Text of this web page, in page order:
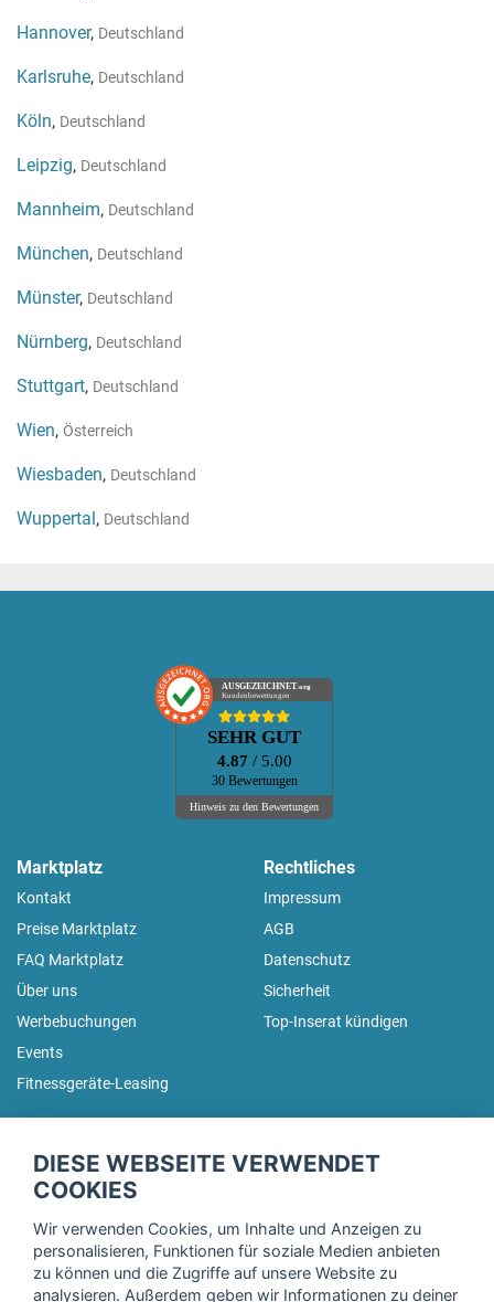
Hannover, Deutschland
Karlsruhe, Deutschland
Köln, Deutschland
Leipzig, Deutschland
Mannheim, Deutschland
München, Deutschland
Münster, Deutschland
Nürnberg, Deutschland
Stuttgart, Deutschland
Wien, Österreich
Wiesbaden, Deutschland
Wuppertal, Deutschland
AUSGEZEICHNET.org
Kundenbewertungen
SEHR GUT
4.87 / 5.00
30 Bewertungen
Hinweis zu den Bewertungen
Marktplatz
Kontakt
Preise Marktplatz
FAQ Marktplatz
Über uns
Werbebuchungen
Events
Fitnessgeräte-Leasing
Rechtliches
Impressum
AGB
Datenschutz
Sicherheit
Top-Inserat kündigen
Trage dich hier für unseren Newsletter ein und erhalte regelmäßig
DIESE WEBSEITE VERWENDET
COOKIES
Wir verwenden Cookies, um Inhalte und Anzeigen zu
personalisieren, Funktionen für soziale Medien anbieten
zu können und die Zugriffe auf unsere Website zu
analysieren. Außerdem geben wir Informationen zu deiner